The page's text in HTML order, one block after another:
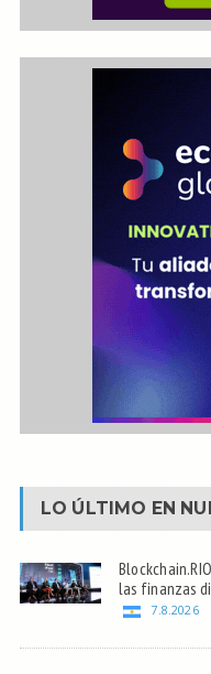
LO ÚLTIMO EN
las finanzas
7.8.2026